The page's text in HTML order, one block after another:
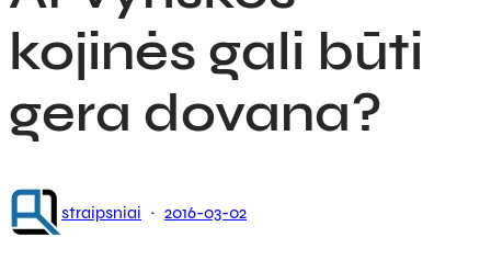
kojinės gali būti
gera dovana?
straipsniai · 2016-03-02